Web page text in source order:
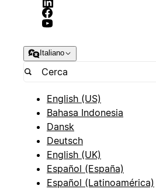
Italiano
English (US)
Bahasa Indonesia
Dansk
Deutsch
English (UK)
Español (España)
Español (Latinoamérica)